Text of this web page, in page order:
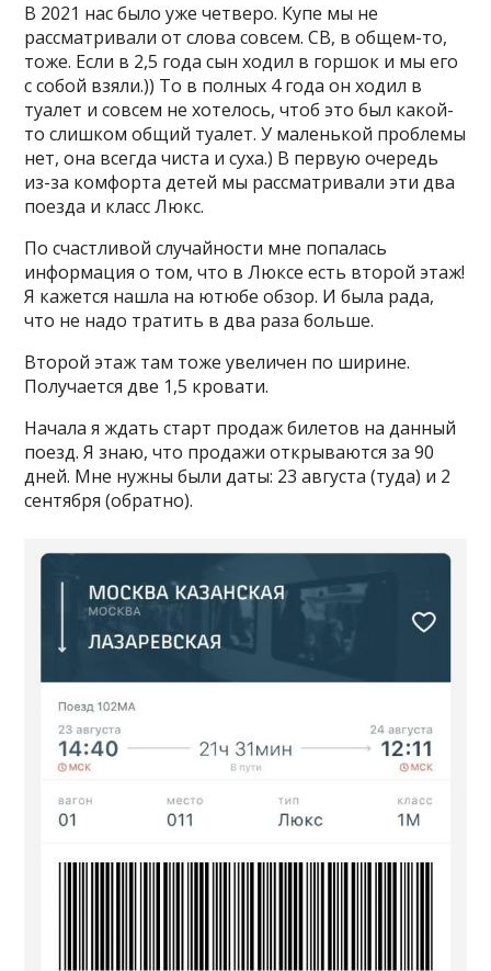
В 2021 нас было уже четверо. Купе мы не
рассматривали от слова совсем. СВ, в общем-то,
тоже. Если в 2,5 года сын ходил в горшок и мы его
с собой взяли.)) То в полных 4 года он ходил в
туалет и совсем не хотелось, чтоб это был какой-
то слишком общий туалет. У маленькой проблемы
нет, она всегда чиста и суха.) В первую очередь
из-за комфорта детей мы рассматривали эти два
поезда и класс Люкс.
По счастливой случайности мне попалась
информация о том, что в Люксе есть второй этаж!
Я кажется нашла на ютюбе обзор. И была рада,
что не надо тратить в два раза больше.
Второй этаж там тоже увеличен по ширине.
Получается две 1,5 кровати.
Начала я ждать старт продаж билетов на данный
поезд. Я знаю, что продажи открываются за 90
дней. Мне нужны были даты: 23 августа (туда) и 2
сентября (обратно).